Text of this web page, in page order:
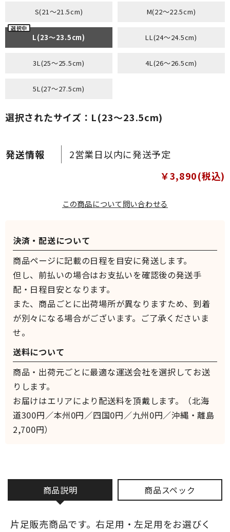
￥3,890(税込)
2営業日以内に発送予定
S(21～21.5cm) M(22～22.5cm)
L(23～23.5cm) LL(24～24.5cm)
3L(25～25.5cm) 4L(26～26.5cm)
5L(27～27.5cm)
選択されたサイズ：L(23～23.5cm)
この商品について問い合わせる
商品説明 商品スペック
片足販売商品です。右足用・左足用をお選びく
決済・配送について
商品ページに記載の日程を目安に発送します。
但し、前払いの場合はお支払いを確認後の発送手
配・日程目安となります。
また、商品ごとに出荷場所が異なりますため、到着
が別々になる場合がございます。ご了承くださいま
せ。
送料について
商品・出荷元ごとに最適な運送会社を選択してお送
りします。
お届けはエリアにより配送料を頂戴します。（北海
道300円／本州0円／四国0円／九州0円／沖縄・離島
2,700円）